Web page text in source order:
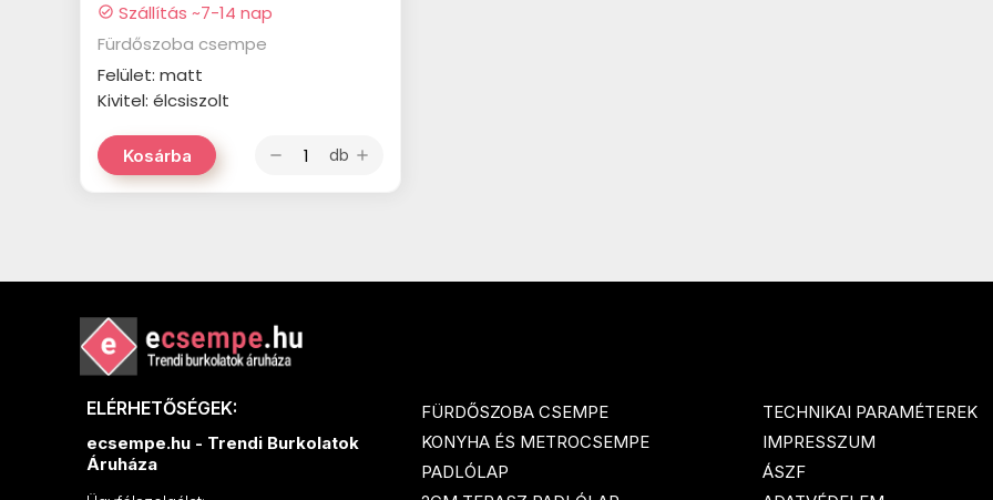
check_circle Szállítás ~7-14 nap
Fürdőszoba csempe
Felület: matt
Kivitel: élcsiszolt
Kosárba remove db add
ELÉRHETŐSÉGEK:
ecsempe.hu - Trendi Burkolatok
Áruháza
FÜRDŐSZOBA CSEMPE
KONYHA ÉS METROCSEMPE
PADLÓLAP
TECHNIKAI PARAMÉTEREK
IMPRESSZUM
ÁSZF